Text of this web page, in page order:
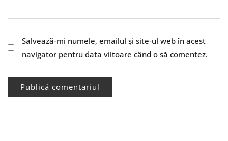
Salvează-mi numele, emailul și site-ul web în acest
navigator pentru data viitoare când o să comentez.